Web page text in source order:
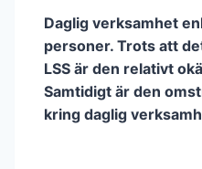
Daglig verksamhet
personer. Trots att
LSS är den relativt
Samtidigt är den
kring daglig